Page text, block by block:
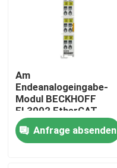
Am
Endeanalogeingabe-
Modul BECKHOFF
EL3002 EtherCAT
Anfrage absenden